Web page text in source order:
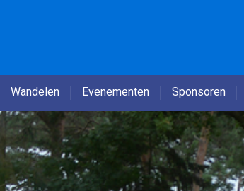
Wandelen Evenementen Sponsoren